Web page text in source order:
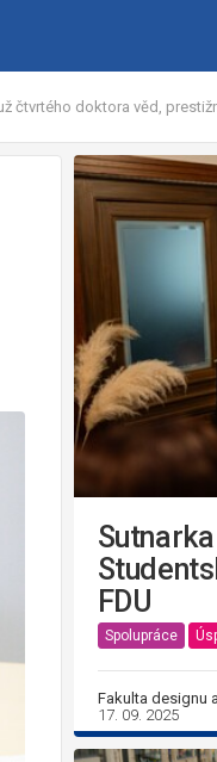
čtvrtého doktora věd,
FDU
Spolupráce
Fakulta designu
17. 09. 2025